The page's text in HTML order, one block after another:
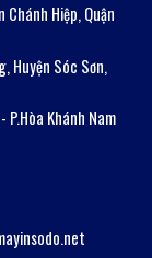
Chánh Hiệp, Quận
Huyện Sóc Sơn,
P.Hòa Khánh Nam